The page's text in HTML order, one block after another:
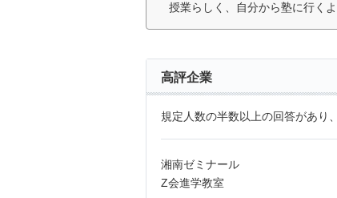
授業らしく、自分から塾に行く
高評企業
規定人数の半数以上の回答があり
湘南ゼミナール
Z会進学教室